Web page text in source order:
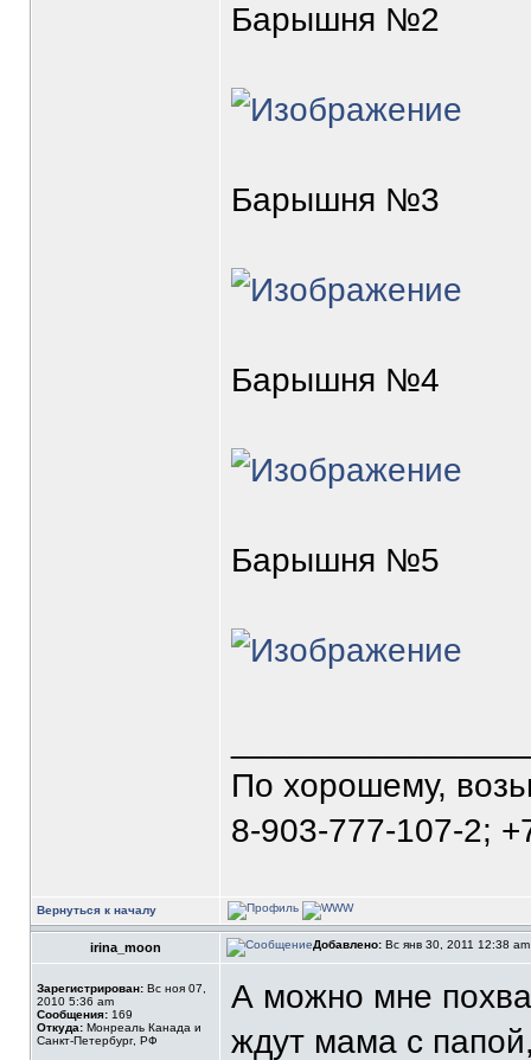
Барышня №2
Барышня №3
Барышня №4
Барышня №5
По хорошему,
8-903-777-107-2;
Вернуться к началу
irina_moon Добавлено: Вс янв 30, 2011 12:38
Зарегистрирован: Вс ноя 07,
2010 5:36 am
Сообщения: 169
Откуда: Монреаль Канада и
Санкт-Петербург, РФ
А можно мне
ждут мама с